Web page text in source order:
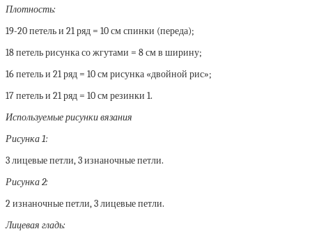
Плотность:
19-20 петель и 21 ряд = 10 см спинки (переда);
18 петель рисунка со жгутами = 8 см в ширину;
16 петель и 21 ряд = 10 см рисунка «двойной рис»;
17 петель и 21 ряд = 10 см резинки 1.
Используемые рисунки вязания
Рисунка 1:
3 лицевые петли, 3 изнаночные петли.
Рисунка 2:
2 изнаночные петли, 3 лицевые петли.
Лицевая гладь: